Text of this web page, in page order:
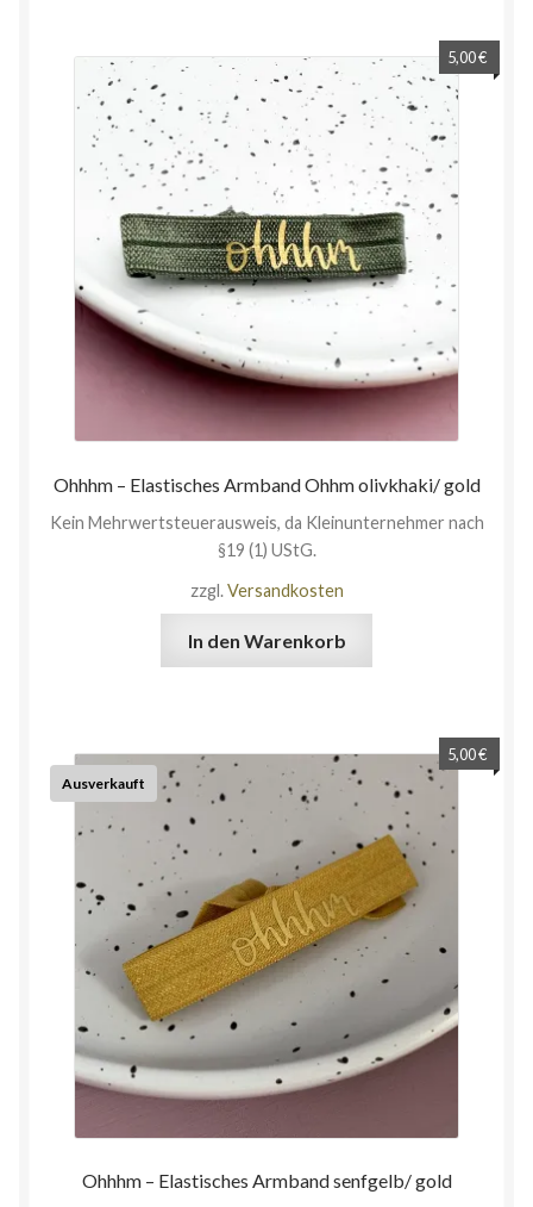
Ohhhm – Elastisches Armband Ohhm olivkhaki/ gold
5,00€
Kein Mehrwertsteuerausweis, da Kleinunternehmer nach
§19 (1) UStG.
zzgl.Versandkosten
In den Warenkorb
Ausverkauft
Ohhhm – Elastisches Armband senfgelb/ gold
5,00€